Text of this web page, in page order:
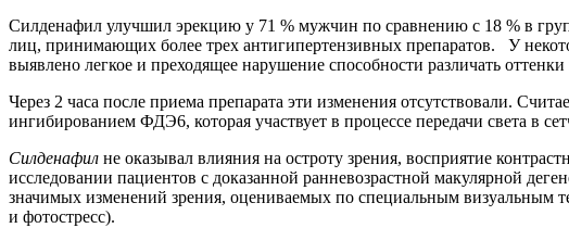
Силденафил улучшил эрекцию у 71 % мужчин по сравнению с 18 % в
лиц, принимающих более трех антигипертензивных препаратов. У
выявлено легкое и преходящее нарушение способности различать оттенки
Через 2 часа после приема препарата эти изменения отсутствовали.
ингибированием ФДЭ6, которая участвует в процессе передачи света в
Силденафил не оказывал влияния на остроту зрения, восприятие
исследовании пациентов с доказанной ранневозрастной макулярной
значимых изменений зрения, оцениваемых по специальным визуальным
и фотостресс).